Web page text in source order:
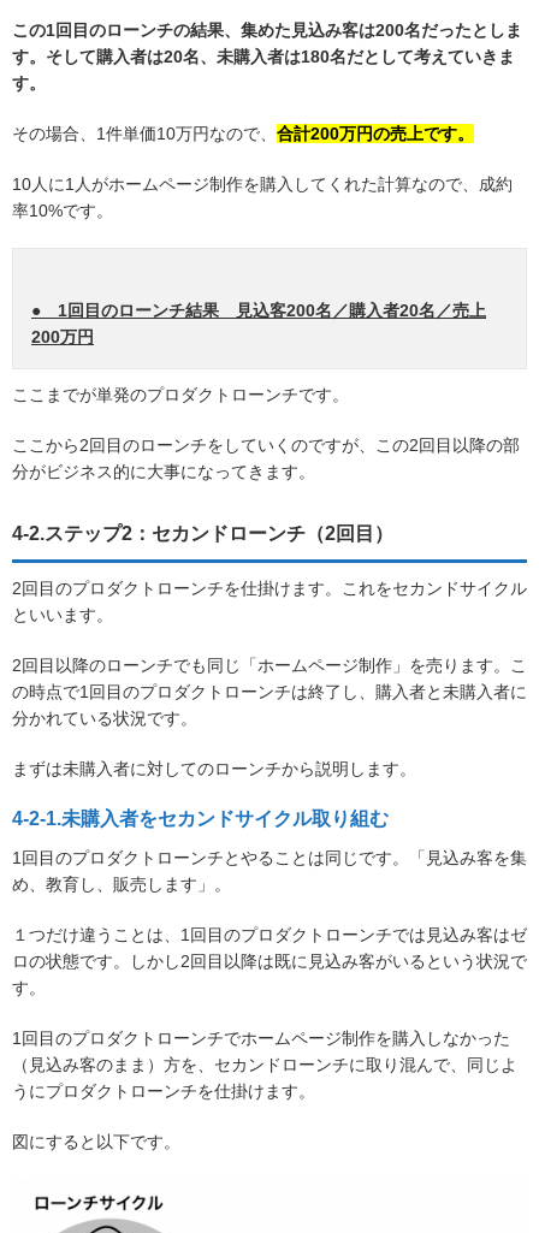
この1回目のローンチの結果、集めた見込み客は200名だったとしま
す。そして購入者は20名、未購入者は180名だとして考えていきま
す。
その場合、1件単価10万円なので、 合計200万円の売上です。
10人に1人がホームページ制作を購入してくれた計算なので、成約
率10%です。
● 1回目のローンチ結果 見込客200名／購入者20名／売上
200万円
ここまでが単発のプロダクトローンチです。
ここから2回目のローンチをしていくのですが、この2回目以降の部
分がビジネス的に大事になってきます。
4-2.ステップ2：セカンドローンチ（2回目）
2回目のプロダクトローンチを仕掛けます。これをセカンドサイクル
といいます。
2回目以降のローンチでも同じ「ホームページ制作」を売ります。こ
の時点で1回目のプロダクトローンチは終了し、購入者と未購入者に
分かれている状況です。
まずは未購入者に対してのローンチから説明します。
4-2-1.未購入者をセカンドサイクル取り組む
1回目のプロダクトローンチとやることは同じです。「見込み客を集
め、教育し、販売します」。
１つだけ違うことは、1回目のプロダクトローンチでは見込み客はゼ
ロの状態です。しかし2回目以降は既に見込み客がいるという状況で
す。
1回目のプロダクトローンチでホームページ制作を購入しなかった
（見込み客のまま）方を、セカンドローンチに取り混んで、同じよ
うにプロダクトローンチを仕掛けます。
図にすると以下です。